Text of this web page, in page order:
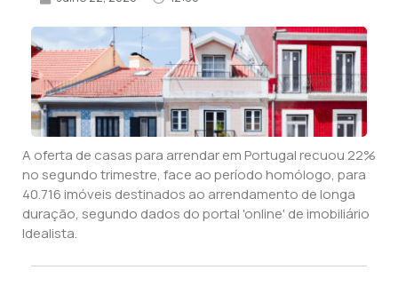
A oferta de casas para arrendar em Portugal recuou 22%
no segundo trimestre, face ao período homólogo, para
40.716 imóveis destinados ao arrendamento de longa
duração, segundo dados do portal 'online' de imobiliário
Idealista.